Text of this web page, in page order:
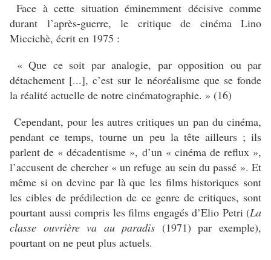
Face à cette situation éminemment décisive comme
durant l’après-guerre, le critique de cinéma Lino
Miccichè, écrit en 1975 :
« Que ce soit par analogie, par opposition ou par
détachement [...], c’est sur le néoréalisme que se fonde
la réalité actuelle de notre cinématographie. » (16)
Cependant, pour les autres critiques un pan du cinéma,
pendant ce temps, tourne un peu la tête ailleurs ; ils
parlent de « décadentisme », d’un « cinéma de reflux »,
l’accusent de chercher « un refuge au sein du passé ». Et
même si on devine par là que les films historiques sont
les cibles de prédilection de ce genre de critiques, sont
pourtant aussi compris les films engagés d’Elio Petri (La
classe ouvrière va au paradis (1971) par exemple),
pourtant on ne peut plus actuels.